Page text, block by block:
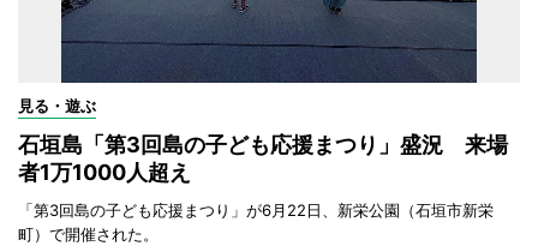
見る・遊ぶ
石垣島「第3回島の子ども応援まつり」盛況 来場
者1万1000人超え
「第3回島の子ども応援まつり」が6月22日、新栄公園（石垣市新栄
町）で開催された。